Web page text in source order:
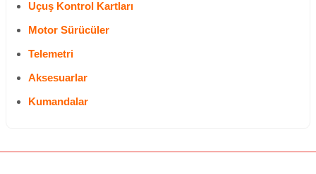
Uçuş Kontrol Kartları
Motor Sürücüler
Telemetri
Aksesuarlar
Kumandalar